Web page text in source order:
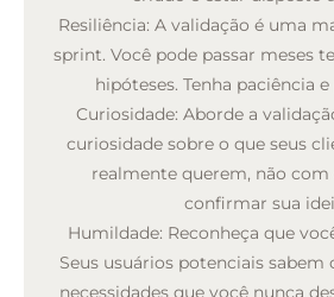
Resiliência: A validação é uma
sprint. Você pode passar meses
hipóteses. Tenha paciência
Curiosidade: Aborde a
curiosidade sobre o que seus
realmente querem, não
confirmar sua
Humildade: Reconheça que
Seus usuários potenciais sabem
necessidades que você nunca